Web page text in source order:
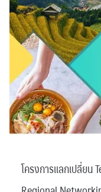
โครงการแลกเปลี่ย